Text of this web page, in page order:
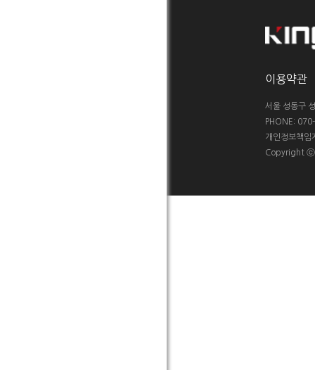
이용약관
서울 성동구
PHONE:
개인정보책
Copyright